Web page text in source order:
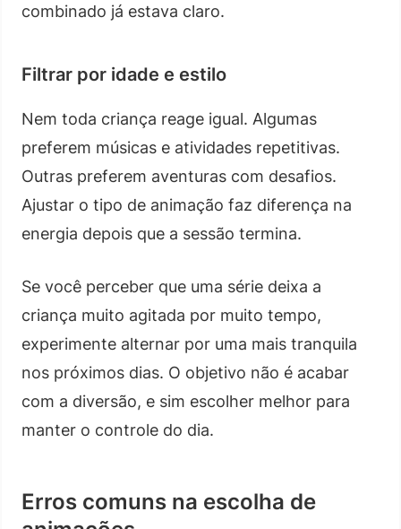
combinado já estava claro.
Filtrar por idade e estilo
Nem toda criança reage igual. Algumas
preferem músicas e atividades repetitivas.
Outras preferem aventuras com desafios.
Ajustar o tipo de animação faz diferença na
energia depois que a sessão termina.
Se você perceber que uma série deixa a
criança muito agitada por muito tempo,
experimente alternar por uma mais tranquila
nos próximos dias. O objetivo não é acabar
com a diversão, e sim escolher melhor para
manter o controle do dia.
Erros comuns na escolha de